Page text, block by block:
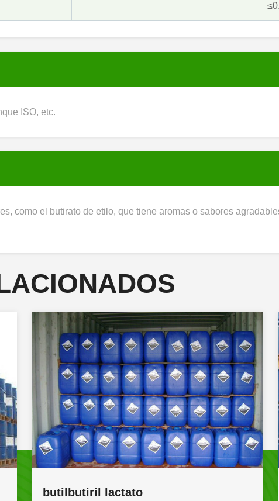
ISO, etc.
como el butirato de etilo, que tiene aromas o sabores
El butirato de etilo 2-metil